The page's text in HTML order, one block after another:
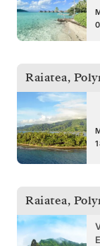
Raiatea,
Raiatea,